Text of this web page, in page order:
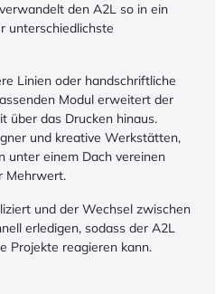
den A2L so in ein
unterschiedlichste
Linien oder handschriftliche
Modul erweitert der
über das Drucken hinaus.
und kreative Werkstätten,
unter einem Dach vereinen
Mehrwert.
und der Wechsel zwischen
erledigen, sodass der A2L
Projekte reagieren kann.